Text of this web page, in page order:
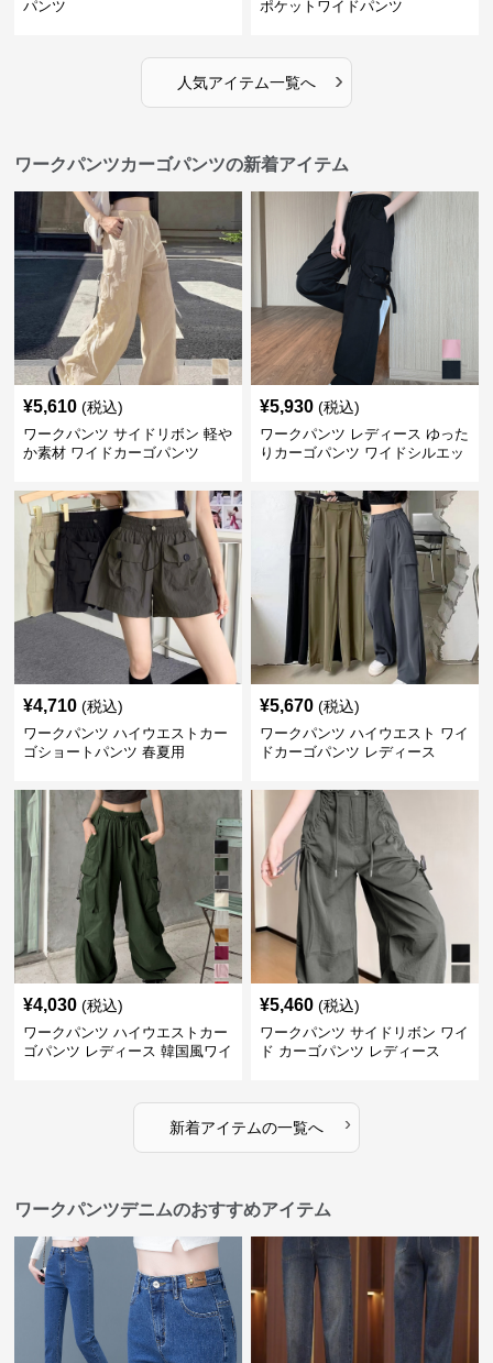
パンツ ポケットワイドパンツ
人気アイテム一覧へ ›
ワークパンツカーゴパンツの新着アイテム
¥5,610 (税込)
ワークパンツ サイドリボン 軽や
か素材 ワイドカーゴパンツ
¥5,930 (税込)
ワークパンツ レディース ゆった
りカーゴパンツ ワイドシルエッ
¥4,710 (税込)
ワークパンツ ハイウエストカー
ゴショートパンツ 春夏用
¥5,670 (税込)
ワークパンツ ハイウエスト ワイ
ドカーゴパンツ レディース
¥4,030 (税込)
ワークパンツ ハイウエストカー
ゴパンツ レディース 韓国風ワイ
¥5,460 (税込)
ワークパンツ サイドリボン ワイ
ド カーゴパンツ レディース
新着アイテムの一覧へ ›
ワークパンツデニムのおすすめアイテム